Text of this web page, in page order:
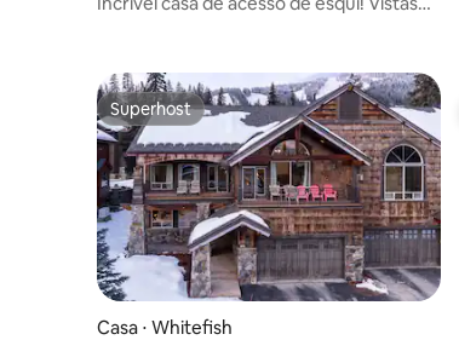
Superhost
Superhost
Casa ⋅ Whitefish